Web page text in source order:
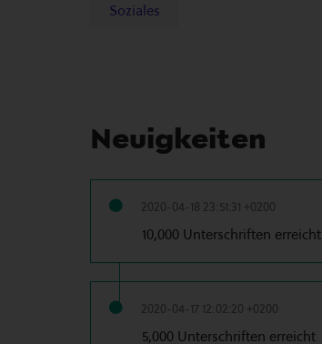
Soziales
Neuigkeiten
2020-04-18 23:51:31 +0200
10,000 Unterschriften erreicht
2020-04-17 12:02:20 +0200
5,000 Unterschriften erreicht